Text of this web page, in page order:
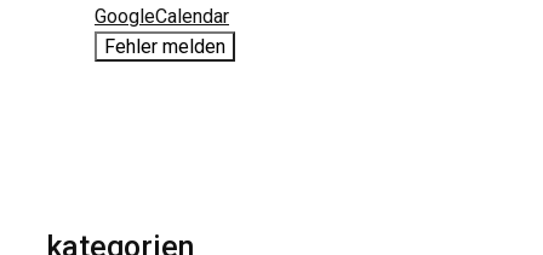
GoogleCalendar
Fehler melden
kategorien